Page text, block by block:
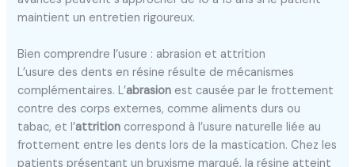
maintient un entretien rigoureux.
Bien comprendre l’usure : abrasion et attrition
L’usure des dents en résine résulte de mécanismes
complémentaires. L’abrasion est causée par le frottement
contre des corps externes, comme aliments durs ou
tabac, et l’attrition correspond à l’usure naturelle liée au
frottement entre les dents lors de la mastication. Chez les
patients présentant un bruxisme marqué, la résine atteint